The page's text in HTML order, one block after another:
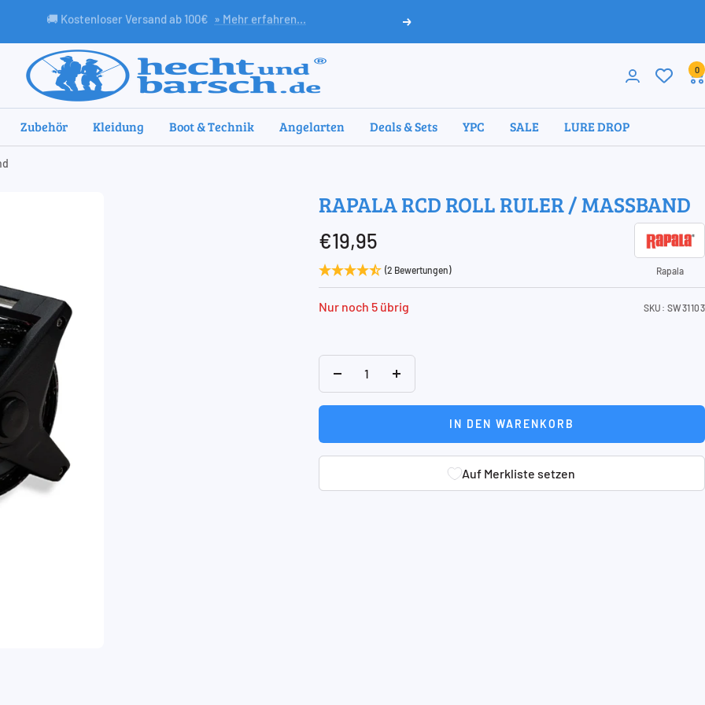
🎁 Free Goodie ab 75€ » mehr erfahren Weiter
HechtundBarsch.de
0
Zubehör Kleidung Boot & Technik Angelarten Deals & Sets YPC SALE LURE DROP
RAPALA RCD ROLL RULER / MASSBAND
Angebotspreis
€19,95
Rapala
(2 Bewertungen)
Nur noch 5 übrig SKU: SW31103
Menge
verringernerhöhen
IN DEN WARENKORB
Auf Merkliste setzen
Auf Merkliste setzen